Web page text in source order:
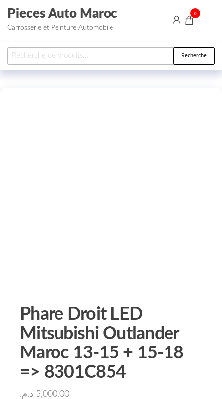
Aller au contenu
Pieces Auto Maroc
Carrosserie et Peinture Automobile
0
Recherche pour : Recherche
Phare Droit LED
Mitsubishi Outlander
Maroc 13-15 + 15-18
=> 8301C854
5,000.00 د.م.